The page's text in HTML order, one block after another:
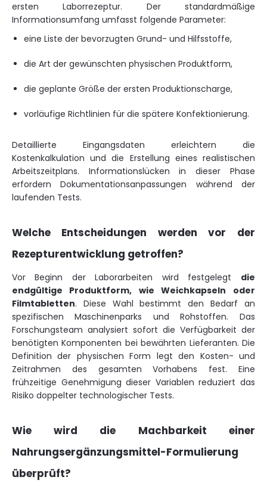
ersten Laborrezeptur. Der standardmäßige
Informationsumfang umfasst folgende Parameter:
eine Liste der bevorzugten Grund- und Hilfsstoffe,
die Art der gewünschten physischen Produktform,
die geplante Größe der ersten Produktionscharge,
vorläufige Richtlinien für die spätere Konfektionierung.
Detaillierte Eingangsdaten erleichtern die
Kostenkalkulation und die Erstellung eines realistischen
Arbeitszeitplans. Informationslücken in dieser Phase
erfordern Dokumentationsanpassungen während der
laufenden Tests.
Welche Entscheidungen werden vor der
Rezepturentwicklung getroffen?
Vor Beginn der Laborarbeiten wird festgelegt die
endgültige Produktform, wie Weichkapseln oder
Filmtabletten. Diese Wahl bestimmt den Bedarf an
spezifischen Maschinenparks und Rohstoffen. Das
Forschungsteam analysiert sofort die Verfügbarkeit der
benötigten Komponenten bei bewährten Lieferanten. Die
Definition der physischen Form legt den Kosten- und
Zeitrahmen des gesamten Vorhabens fest. Eine
frühzeitige Genehmigung dieser Variablen reduziert das
Risiko doppelter technologischer Tests.
Wie wird die Machbarkeit einer
Nahrungsergänzungsmittel-Formulierung
überprüft?